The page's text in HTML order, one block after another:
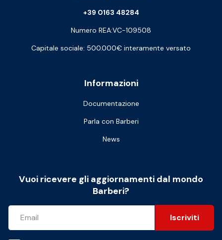
Informazioni
Documentazione
Parla con Barberi
News
+39 0163 48284
Numero REA:VC-109508
Capitale sociale: 500.000€ interamente versato
Vuoi ricevere gli aggiornamenti dal mondo
Barberi?
Iscriviti